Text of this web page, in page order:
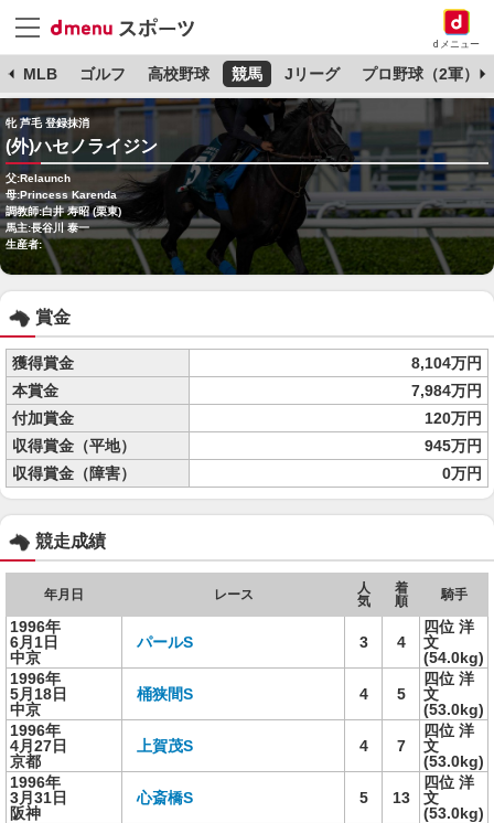
dメニュー
MLB ゴルフ 高校野球 競馬 Jリーグ プロ野球（2軍）
牝 芦毛 登録抹消
(外)ハセノライジン
父:Relaunch
母:Princess Karenda
調教師:白井 寿昭 (栗東)
馬主:長谷川 泰一
生産者:
賞金
獲得賞金
8,104万円
本賞金
7,984万円
付加賞金
120万円
収得賞金（平地）
945万円
収得賞金（障害）
0万円
競走成績
年月日 レース
人
気
着
順
騎手
1996年
6月1日
中京
パールS 3 4
四位 洋
文
(54.0kg)
1996年
5月18日
中京
桶狭間S 4 5
四位 洋
文
(53.0kg)
1996年
4月27日
京都
上賀茂S 4 7
四位 洋
文
(53.0kg)
1996年
3月31日
阪神
心斎橋S 5 13
四位 洋
文
(53.0kg)